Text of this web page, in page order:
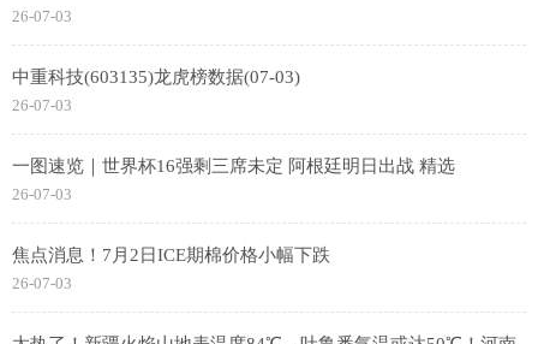
26-07-03
中重科技(603135)龙虎榜数据(07-03)
26-07-03
一图速览｜世界杯16强剩三席未定 阿根廷明日出战 精选
26-07-03
焦点消息！7月2日ICE期棉价格小幅下跌
26-07-03